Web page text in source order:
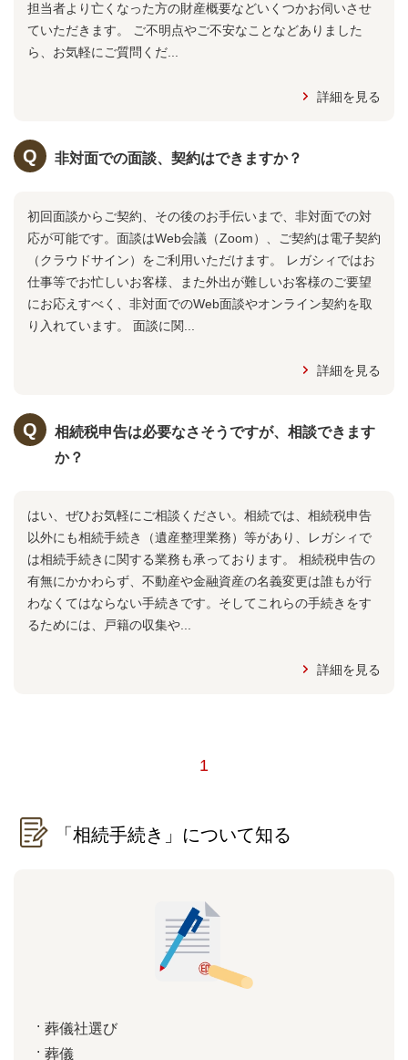
担当者より亡くなった方の財産概要などいくつかお伺いさせ
ていただきます。 ご不明点やご不安なことなどありました
ら、お気軽にご質問くだ...
詳細を見る
非対面での面談、契約はできますか？
初回面談からご契約、その後のお手伝いまで、非対面での対
応が可能です。面談はWeb会議（Zoom）、ご契約は電子契約
（クラウドサイン）をご利用いただけます。 レガシィではお
仕事等でお忙しいお客様、また外出が難しいお客様のご要望
にお応えすべく、非対面でのWeb面談やオンライン契約を取
り入れています。 面談に関...
詳細を見る
相続税申告は必要なさそうですが、相談できます
か？
はい、ぜひお気軽にご相談ください。相続では、相続税申告
以外にも相続手続き（遺産整理業務）等があり、レガシィで
は相続手続きに関する業務も承っております。 相続税申告の
有無にかかわらず、不動産や金融資産の名義変更は誰もが行
わなくてはならない手続きです。そしてこれらの手続きをす
るためには、戸籍の収集や...
詳細を見る
1
「相続手続き」について知る
葬儀社選び
葬儀